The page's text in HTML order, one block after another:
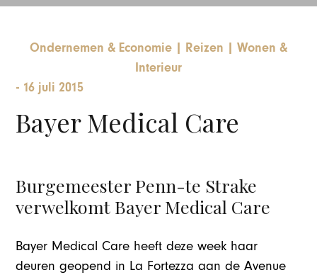
Ondernemen & Economie | Reizen | Wonen &
Interieur
- 16 juli 2015
Bayer Medical Care
Burgemeester Penn-te Strake
verwelkomt Bayer Medical Care
Bayer Medical Care heeft deze week haar
deuren geopend in La Fortezza aan de Avenue